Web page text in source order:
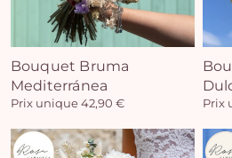
Bouquet Bruma
Mediterránea
Prix unique 42,90 € Prix